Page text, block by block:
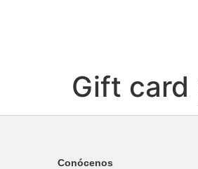
Gift card
Conócenos